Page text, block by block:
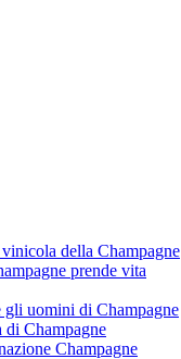
della Champagne
prende vita
gli uomini di Champagne
Champagne
Champagne